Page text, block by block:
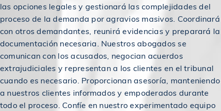
$2,400,000 Acuerdo en un accidente de construcción
$2,400,000 Acuerdo en caso de accidente de coche
$2,400,000 Premiado en un accidente de construcción
las opciones legales y gestionará las complejidades del
proceso de la demanda por agravios masivos. Coordinará
con otros demandantes, reunirá evidencias y preparará la
documentación necesaria. Nuestros abogados se
comunican con los acusados, negocian acuerdos
extrajudiciales y representan a los clientes en el tribunal
cuando es necesario. Proporcionan asesoría, manteniendo
a nuestros clientes informados y empoderados durante
todo el proceso. Confíe en nuestro experimentado equipo